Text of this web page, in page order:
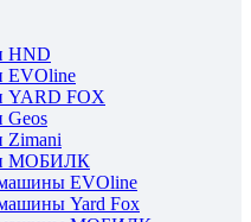
HND
EVOline
YARD FOX
Geos
Zimani
МОБИЛК
EVOline
Yard Fox